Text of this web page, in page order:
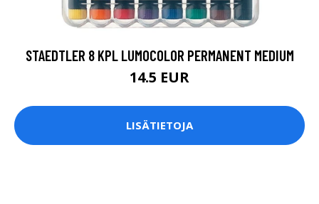
STAEDTLER 8 KPL LUMOCOLOR PERMANENT MEDIUM
14.5 EUR
LISÄTIETOJA